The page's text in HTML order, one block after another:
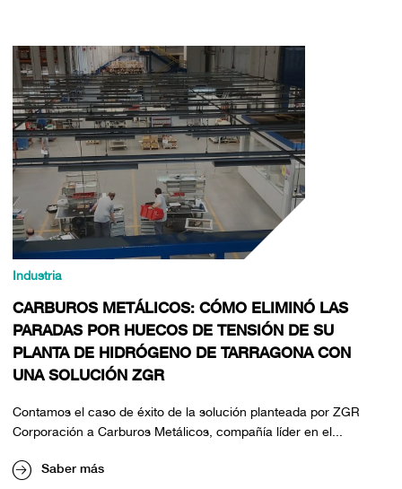
Industria
CARBUROS METÁLICOS: CÓMO ELIMINÓ LAS
PARADAS POR HUECOS DE TENSIÓN DE SU
PLANTA DE HIDRÓGENO DE TARRAGONA CON
UNA SOLUCIÓN ZGR
Contamos el caso de éxito de la solución planteada por ZGR
Corporación a Carburos Metálicos, compañía líder en el...
Saber más